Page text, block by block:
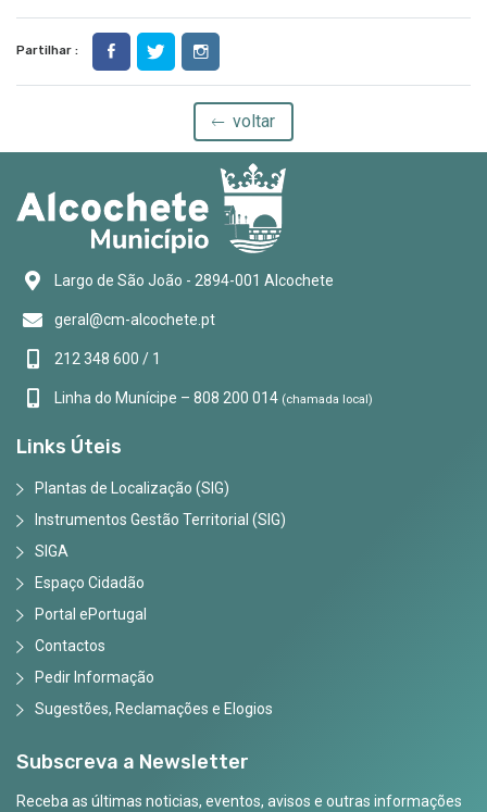
Partilhar :
voltar
Largo de São João - 2894-001 Alcochete
geral@cm-alcochete.pt
212 348 600 / 1
Linha do Munícipe – 808 200 014 (chamada local)
Links Úteis
Plantas de Localização (SIG)
Instrumentos Gestão Territorial (SIG)
SIGA
Espaço Cidadão
Portal ePortugal
Contactos
Pedir Informação
Sugestões, Reclamações e Elogios
Subscreva a Newsletter
Receba as últimas noticias, eventos, avisos e outras informações